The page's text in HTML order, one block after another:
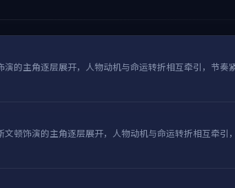
的主角逐层展开，人物动机与命运转折相互牵引，节奏
顿饰演的主角逐层展开，人物动机与命运转折相互牵引